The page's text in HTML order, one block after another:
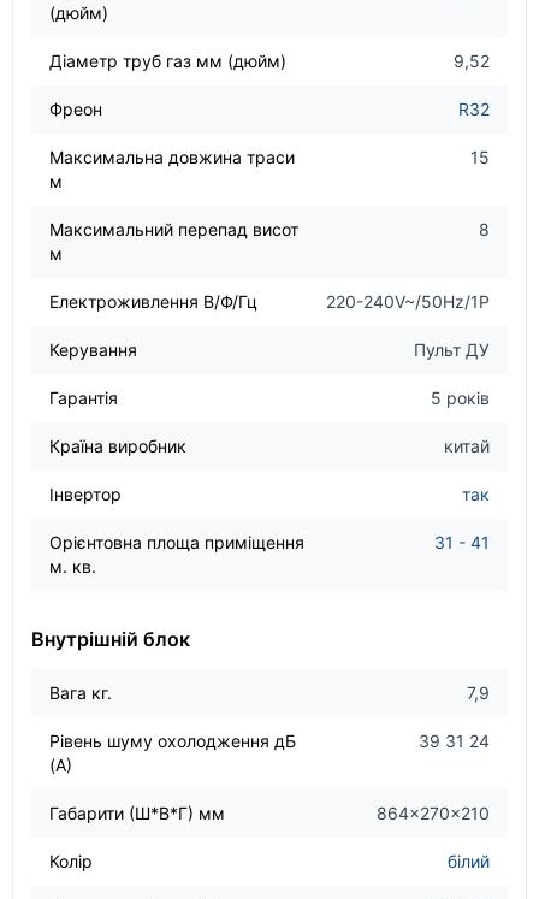
(дюйм)
Діаметр труб газ мм (дюйм) 9,52
Фреон R32
Максимальна довжина траси
м
15
Максимальний перепад висот
м
8
Електроживлення В/Ф/Гц 220-240V~/50Hz/1P
Керування Пульт ДУ
Гарантія 5 років
Країна виробник китай
Інвертор так
Орієнтовна площа приміщення
м. кв.
31 - 41
Внутрішній блок
Вага кг. 7,9
Рівень шуму охолодження дБ
(А)
39 31 24
Габарити (Ш*В*Г) мм 864×270×210
Колір білий